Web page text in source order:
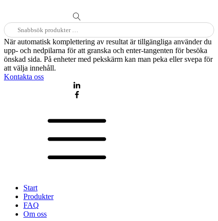
Sök
efter:
När automatisk komplettering av resultat är tillgängliga använder du
upp- och nedpilarna för att granska och enter-tangenten för besöka
önskad sida. På enheter med pekskärm kan man peka eller svepa för
att välja innehåll.
Kontakta oss
Start
Produkter
FAQ
Om oss